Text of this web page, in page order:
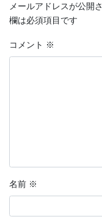
メールアドレスが公開
欄は必須項目です
コメント ※
名前 ※